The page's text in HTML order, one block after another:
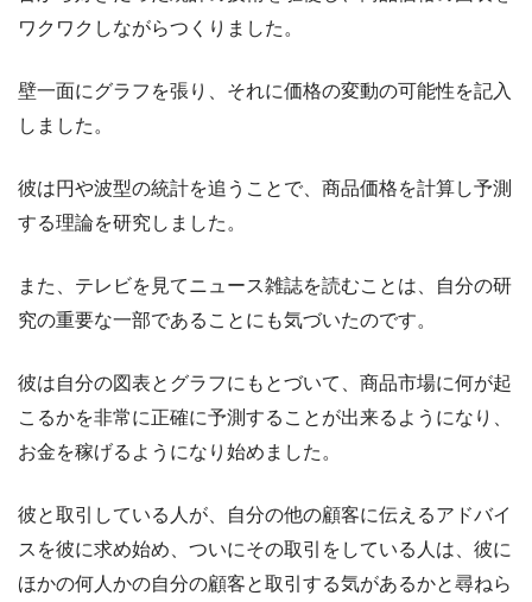
ワクワクしながらつくりました。
壁一面にグラフを張り、それに価格の変動の可能性を記入
しました。
彼は円や波型の統計を追うことで、商品価格を計算し予測
する理論を研究しました。
また、テレビを見てニュース雑誌を読むことは、自分の研
究の重要な一部であることにも気づいたのです。
彼は自分の図表とグラフにもとづいて、商品市場に何が起
こるかを非常に正確に予測することが出来るようになり、
お金を稼げるようになり始めました。
彼と取引している人が、自分の他の顧客に伝えるアドバイ
スを彼に求め始め、ついにその取引をしている人は、彼に
ほかの何人かの自分の顧客と取引する気があるかと尋ねら